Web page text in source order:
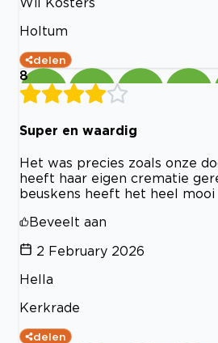
Holtum
delen
8
Super en waardig
Het was precies zoals onze
heeft haar eigen crematie
beuskens heeft het heel mooi
Beveelt aan
2 February 2026
Hella
Kerkrade
delen